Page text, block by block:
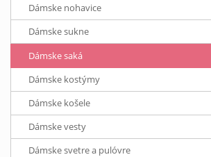
Dámske nohavice
Dámske sukne
Dámske saká
Dámske kostýmy
Dámske košele
Dámske vesty
Dámske svetre a pulóvre